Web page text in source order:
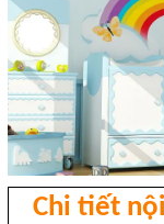
Chi tiết